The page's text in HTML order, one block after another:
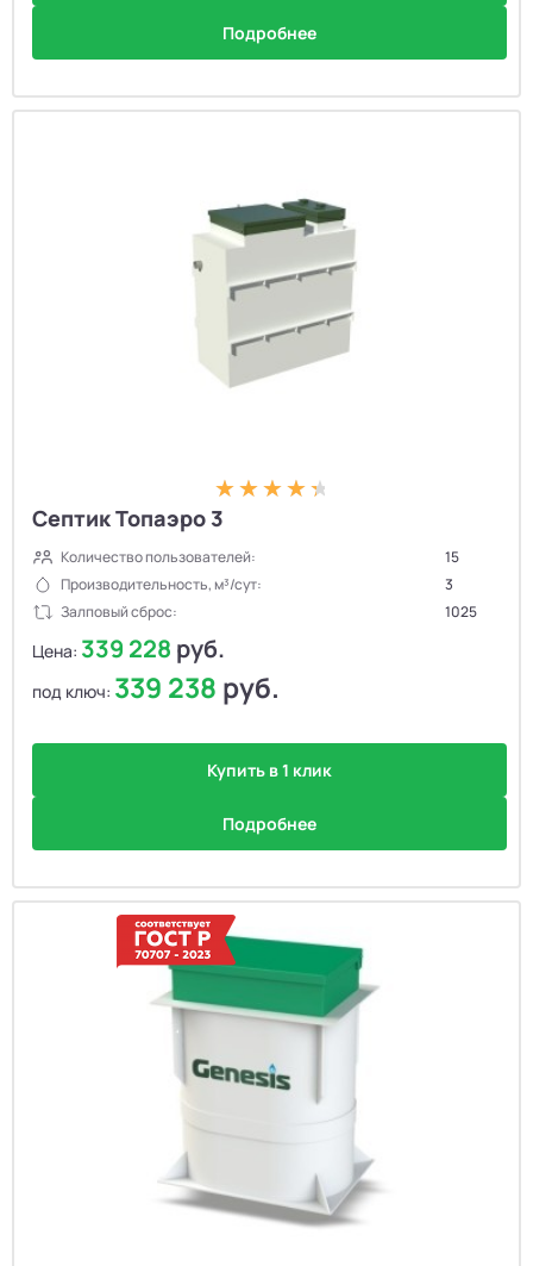
Подробнее
Септик Топаэро 3
Количество пользователей:
15
Производительность, м³/сут:
3
Залповый сброс:
1025
Цена: 339 228 руб.
под ключ: 339 238 руб.
Купить в 1 клик
Подробнее